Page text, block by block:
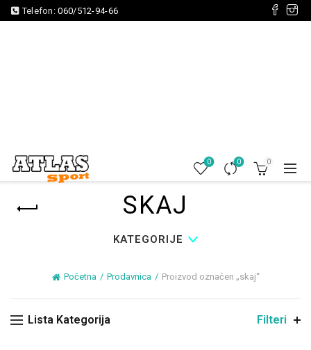
Telefon:060/512-94-66
0 0 0
SKAJ
KATEGORIJE
Početna Prodavnica Proizvod označen „skaj“
Lista Kategorija Filteri